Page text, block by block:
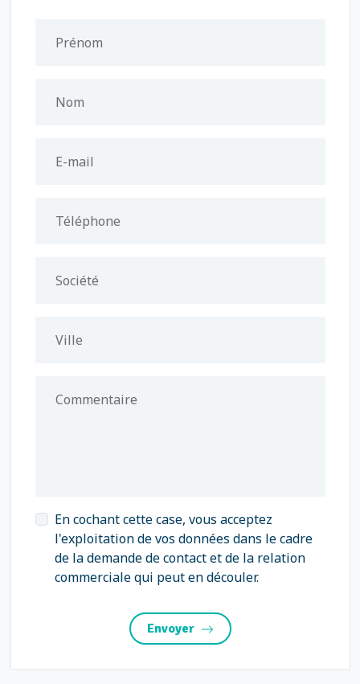
Prénom
Nom
E-mail
Téléphone
Société
Ville
Commentaire
En cochant cette case, vous acceptez
l'exploitation de vos données dans le cadre
de la demande de contact et de la relation
commerciale qui peut en découler.
Envoyer